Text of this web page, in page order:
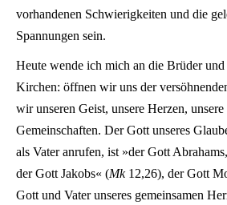
vorhandenen Schwierigkeiten und die
Spannungen sein.
Heute wende ich mich an die Brüder
Kirchen: öffnen wir uns der
wir unseren Geist, unsere Herzen,
Gemeinschaften. Der Gott unseres
als Vater anrufen, ist »der Gott
der Gott Jakobs« (Mk12,26), der Gott
Gott und Vater unseres gemeinsamen